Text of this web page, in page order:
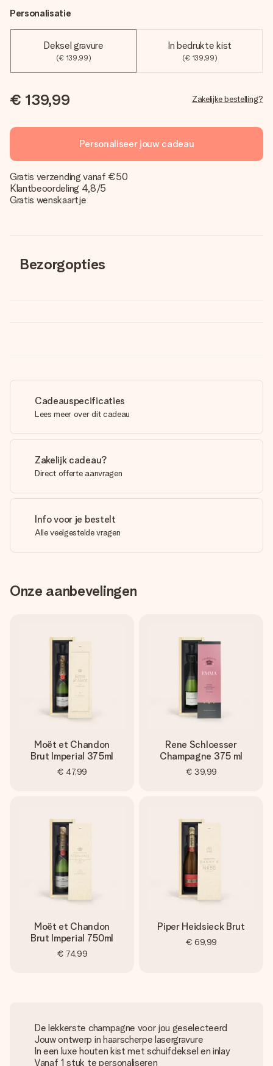
Personalisatie
Deksel gravure
(€ 139,99)
In bedrukte kist
(€ 139,99)
€ 139,99 Zakelijke bestelling?
Personaliseer jouw cadeau
Gratis verzending vanaf €50
Klantbeoordeling 4,8/5
Gratis wenskaartje
Bezorgopties
Cadeauspecificaties
Lees meer over dit cadeau
Zakelijk cadeau?
Direct offerte aanvragen
Info voor je bestelt
Alle veelgestelde vragen
Onze aanbevelingen
Moët et Chandon
Brut Imperial 375ml
€ 47,99
Rene Schloesser
Champagne 375 ml
€ 39,99
Moët et Chandon
Brut Imperial 750ml
€ 74,99
Piper Heidsieck Brut
€ 69,99
De lekkerste champagne voor jou geselecteerd
Jouw ontwerp in haarscherpe lasergravure
In een luxe houten kist met schuifdeksel en inlay
Vanaf 1 stuk te personaliseren